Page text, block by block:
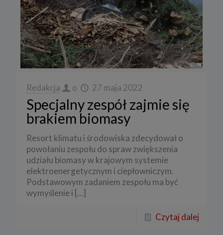
Redakcja o 27 maja 2022
Specjalny zespół zajmie się
brakiem biomasy
Resort klimatu i środowiska zdecydował o
powołaniu zespołu do spraw zwiększenia
udziału biomasy w krajowym systemie
elektroenergetycznym i ciepłowniczym.
Podstawowym zadaniem zespołu ma być
wymyślenie i […]
Czytaj dalej